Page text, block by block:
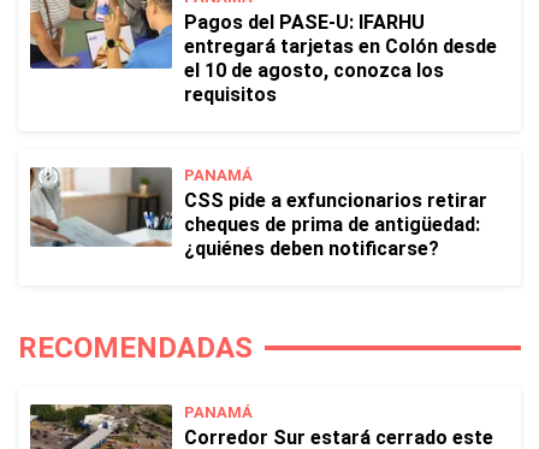
Pagos del PASE-U: IFARHU
entregará tarjetas en Colón desde
el 10 de agosto, conozca los
requisitos
PANAMÁ
CSS pide a exfuncionarios retirar
cheques de prima de antigüedad:
¿quiénes deben notificarse?
RECOMENDADAS
PANAMÁ
Corredor Sur estará cerrado este